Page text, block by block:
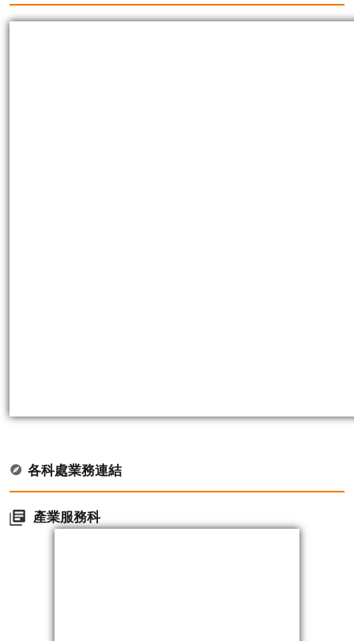
各科處業務連結
產業服務科